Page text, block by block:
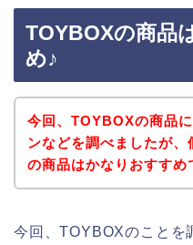
TOYBOXの商品
め♪
今回、TOYBOXの商品
ンなどを調べましたが
の商品はかなりおすすめ
今回、TOYBOXのことを